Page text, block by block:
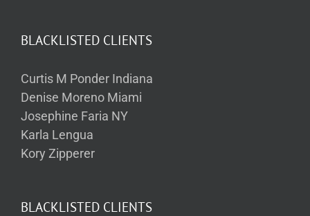
BLACKLISTED CLIENTS
Curtis M Ponder Indiana
Denise Moreno Miami
Josephine Faria NY
Karla Lengua
Kory Zipperer
BLACKLISTED CLIENTS